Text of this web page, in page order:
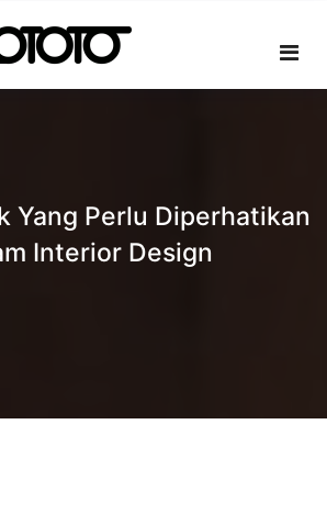
Yang Perlu Diperhatikan
Interior Design